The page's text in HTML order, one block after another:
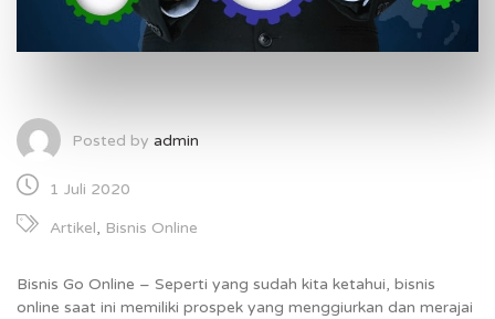
Posted by admin
1 Juli 2020
Artikel, Bisnis Online
Bisnis Go Online – Seperti yang sudah kita ketahui, bisnis
online saat ini memiliki prospek yang menggiurkan dan merajai